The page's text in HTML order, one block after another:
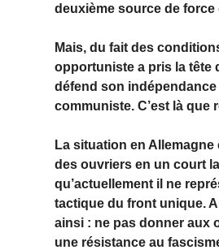
deuxième source de
Mais, du fait des
opportuniste a pris la tête
défend son
communiste. C’est là
La situation en
des ouvriers en un court
qu’actuellement il ne
tactique du front unique.
ainsi : ne pas donner aux
une résistance au